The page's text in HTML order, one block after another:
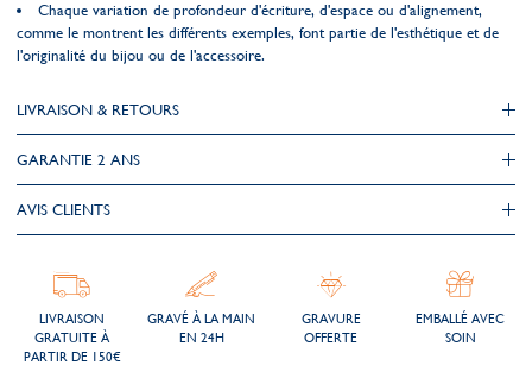
Chaque variation de profondeur d'écriture, d'espace ou d'alignement,
comme le montrent les différents exemples, font partie de l'esthétique et de
l'originalité du bijou ou de l'accessoire.
LIVRAISON & RETOURS
GARANTIE 2 ANS
AVIS CLIENTS
LIVRAISON
GRATUITE À
PARTIR DE 150€
GRAVÉ À LA MAIN
EN 24H
GRAVURE
OFFERTE
EMBALLÉ AVEC
SOIN